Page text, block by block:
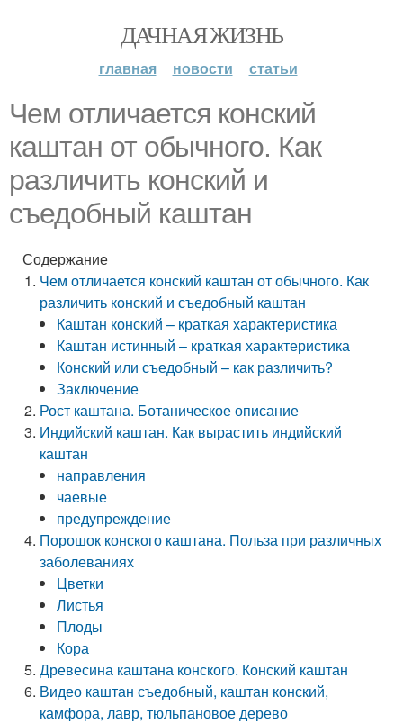
ДАЧНАЯ ЖИЗНЬ
главная новости статьи
Чем отличается конский
каштан от обычного. Как
различить конский и
съедобный каштан
Содержание
Чем отличается конский каштан от обычного. Как
различить конский и съедобный каштан
Каштан конский – краткая характеристика
Каштан истинный – краткая характеристика
Конский или съедобный – как различить?
Заключение
Рост каштана. Ботаническое описание
Индийский каштан. Как вырастить индийский
каштан
направления
чаевые
предупреждение
Порошок конского каштана. Польза при различных
заболеваниях
Цветки
Листья
Плоды
Кора
Древесина каштана конского. Конский каштан
Видео каштан съедобный, каштан конский,
камфора, лавр, тюльпановое дерево